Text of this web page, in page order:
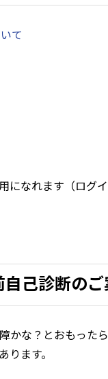
て
になれます（ログイ
自己診断のご
かな？とおもった
ります。